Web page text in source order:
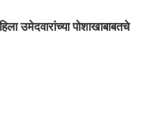
उमेदवारांच्या पोशाखाबाबतचे